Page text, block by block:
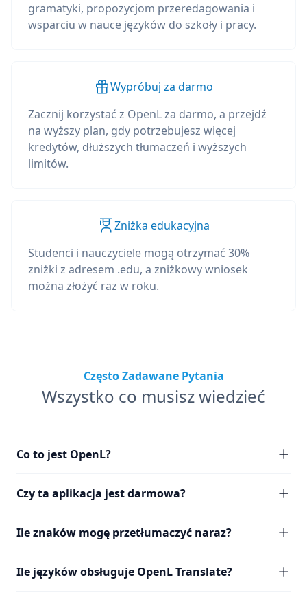
gramatyki, propozycjom przeredagowania i
wsparciu w nauce języków do szkoły i pracy.
Wypróbuj za darmo
Zacznij korzystać z OpenL za darmo, a przejdź
na wyższy plan, gdy potrzebujesz więcej
kredytów, dłuższych tłumaczeń i wyższych
limitów.
Zniżka edukacyjna
Studenci i nauczyciele mogą otrzymać 30%
zniżki z adresem .edu, a zniżkowy wniosek
można złożyć raz w roku.
Często Zadawane Pytania
Wszystko co musisz wiedzieć
Co to jest OpenL?
Czy ta aplikacja jest darmowa?
Ile znaków mogę przetłumaczyć naraz?
Ile języków obsługuje OpenL Translate?